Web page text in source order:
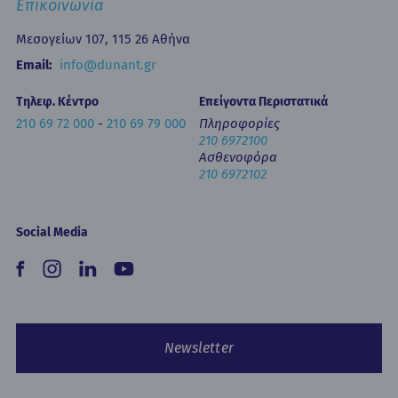
Εκπαίδευση
Έντυπα
Επικοινωνία
Μεσογείων 107, 115 26 Αθήνα
Email: info@dunant.gr
Τηλεφ. Κέντρο
210 69 72 000- 210 69 79 000
Επείγοντα Περιστατικά
Πληροφορίες
210 6972100
Ασθενοφόρα
210 6972102
Social Media
Newsletter